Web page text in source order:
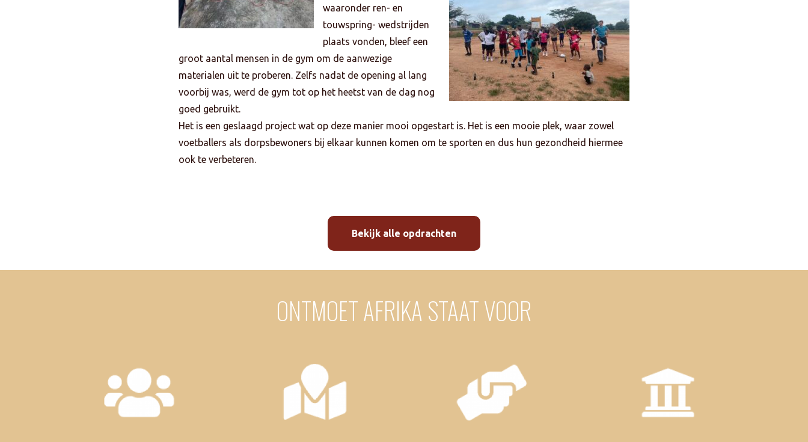
waaronder ren- en
touwspring- wedstrijden
plaats vonden, bleef een
groot aantal mensen in de gym om de aanwezige
materialen uit te proberen. Zelfs nadat de opening al lang
voorbij was, werd de gym tot op het heetst van de dag nog
goed gebruikt.
Het is een geslaagd project wat op deze manier mooi opgestart is. Het is een mooie plek, waar zowel
voetballers als dorpsbewoners bij elkaar kunnen komen om te sporten en dus hun gezondheid hiermee
ook te verbeteren.
Bekijk alle opdrachten
ONTMOET AFRIKA STAAT VOOR